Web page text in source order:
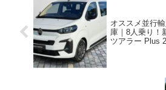
オススメ並行
庫｜8人乗り！
ツアラー Plus 2.2 BlueHDi 180 M 8AT 左